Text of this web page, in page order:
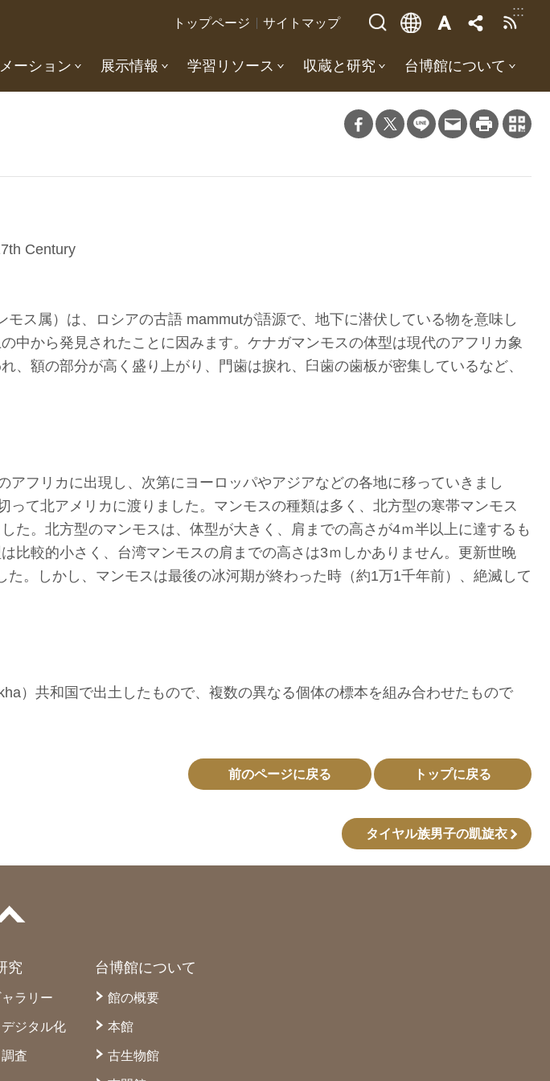
:::
トップページ サイトマップ
ーション 展示情報 学習リソース 収蔵と研究 台博館について
Century
ス属）は、ロシアの古語 mammutが語源で、地下に潜伏している物を意味し
中から発見されたことに因みます。ケナガマンモスの体型は現代のアフリカ象
、額の部分が高く盛り上がり、門歯は捩れ、臼歯の歯板が密集しているなど、
アフリカに出現し、次第にヨーロッパやアジアなどの各地に移っていきまし
って北アメリカに渡りました。マンモスの種類は多く、北方型の寒帯マンモス
た。北方型のマンモスは、体型が大きく、肩までの高さが4ｍ半以上に達するも
比較的小さく、台湾マンモスの肩までの高さは3ｍしかありません。更新世晚
。しかし、マンモスは最後の冰河期が終わった時（約1万1千年前）、絶滅して
）共和国で出土したもので、複数の異なる個体の標本を組み合わせたもので
前のページに戻る トップに戻る
タイヤル族男子の凱旋衣
究
ラリー
ジタル化
査
台博館について
館の概要
本館
古生物館